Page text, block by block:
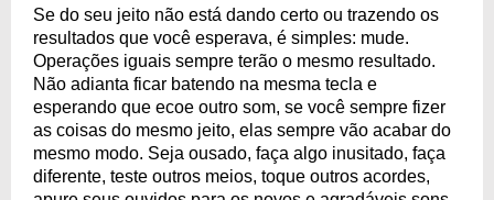
Se do seu jeito não está dando certo ou trazendo os
resultados que você esperava, é simples: mude.
Operações iguais sempre terão o mesmo resultado.
Não adianta ficar batendo na mesma tecla e
esperando que ecoe outro som, se você sempre fizer
as coisas do mesmo jeito, elas sempre vão acabar do
mesmo modo. Seja ousado, faça algo inusitado, faça
diferente, teste outros meios, toque outros acordes,